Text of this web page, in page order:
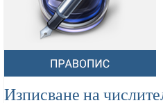
Изписване на